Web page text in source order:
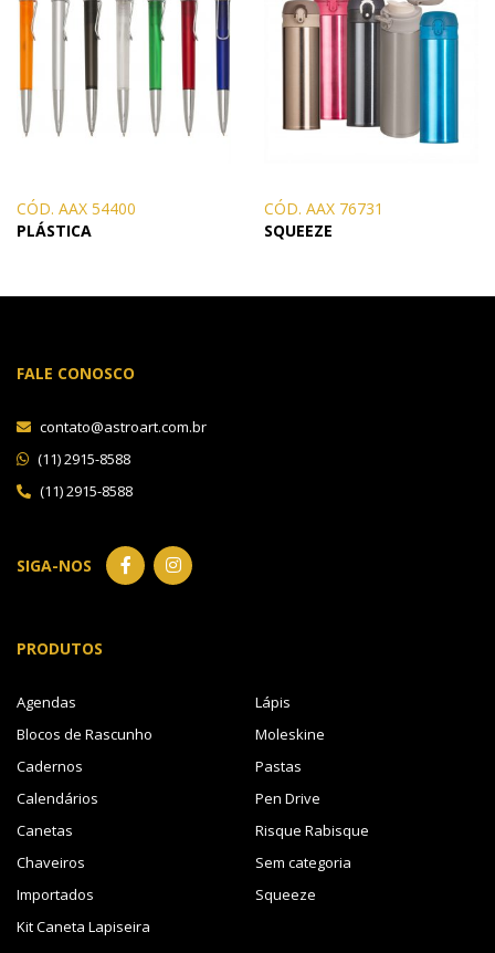
CÓD. AAX 54400
PLÁSTICA
CÓD. AAX 76731
SQUEEZE
FALE CONOSCO
contato@astroart.com.br
(11) 2915-8588
(11) 2915-8588
SIGA-NOS
PRODUTOS
Agendas
Blocos de Rascunho
Cadernos
Calendários
Canetas
Chaveiros
Importados
Kit Caneta Lapiseira
Lápis
Moleskine
Pastas
Pen Drive
Risque Rabisque
Sem categoria
Squeeze